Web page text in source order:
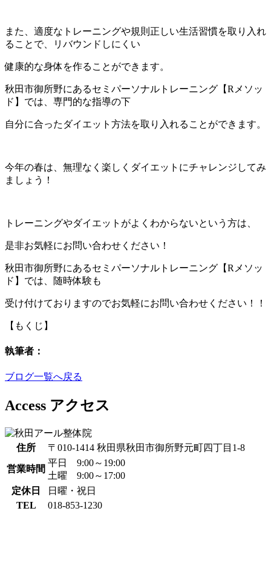
また、適度なトレーニングや規則正しい生活習慣を取り入れ
ることで、リバウンドしにくい
健康的な身体を作ることができます。
秋田市御所野にあるセミパーソナルトレーニング【Rメソッ
ド】では、専門的な指導の下
自分に合ったダイエット方法を取り入れることができます。
今年の春は、無理なく楽しくダイエットにチャレンジしてみ
ましょう！
トレーニングやダイエットがよくわからないという方は、
是非お気軽にお問い合わせください！
秋田市御所野にあるセミパーソナルトレーニング【Rメソッ
ド】では、随時体験も
受け付けておりますのでお気軽にお問い合わせください！！
【もくじ】
執筆者：
ブログ一覧へ戻る
Access アクセス
住所 〒010-1414 秋田県秋田市御所野元町四丁目1-8
営業時間
平日 9:00～19:00
土曜 9:00～17:00
定休日
日曜・祝日
TEL
018-853-1230